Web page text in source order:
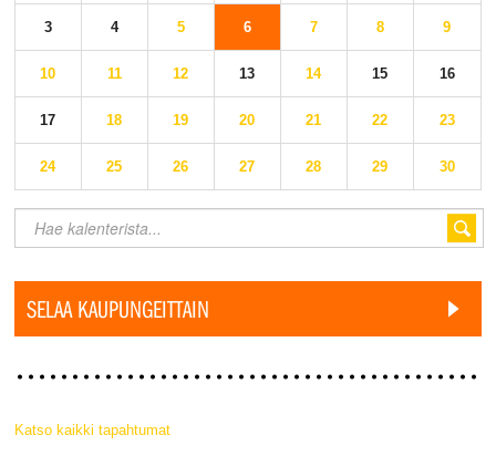
3 4 5 6 7 8 9
10 11 12 13 14 15 16
17 18 19 20 21 22 23
24 25 26 27 28 29 30
SELAA KAUPUNGEITTAIN
Katso kaikki tapahtumat